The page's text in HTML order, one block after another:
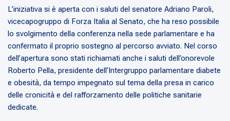
L’iniziativa si è aperta con i saluti del senatore Adriano Paroli,
vicecapogruppo di Forza Italia al Senato, che ha reso possibile
lo svolgimento della conferenza nella sede parlamentare e ha
confermato il proprio sostegno al percorso avviato. Nel corso
dell’apertura sono stati richiamati anche i saluti dell’onorevole
Roberto Pella, presidente dell’Intergruppo parlamentare diabete
e obesità, da tempo impegnato sul tema della presa in carico
delle cronicità e del rafforzamento delle politiche sanitarie
dedicate.